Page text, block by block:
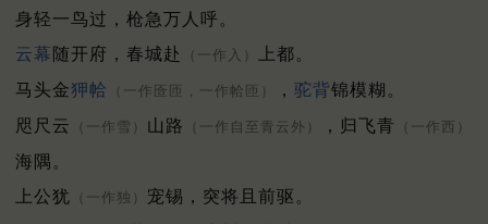
身轻一鸟过，枪急万人呼。
云幕 随开府，春城赴 （一作入）
上都。
马头金狎帢 （一作匼匝，一作帢匝） ， 驼背锦模糊。
咫尺云
（一作雪） 山路 （一作自至青云外） ，归飞青 （一作西）
海隅。
上公犹 （一作独） 宠锡，突将且前驱。